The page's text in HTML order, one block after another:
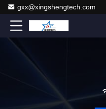
gxx@xingshengtech.com